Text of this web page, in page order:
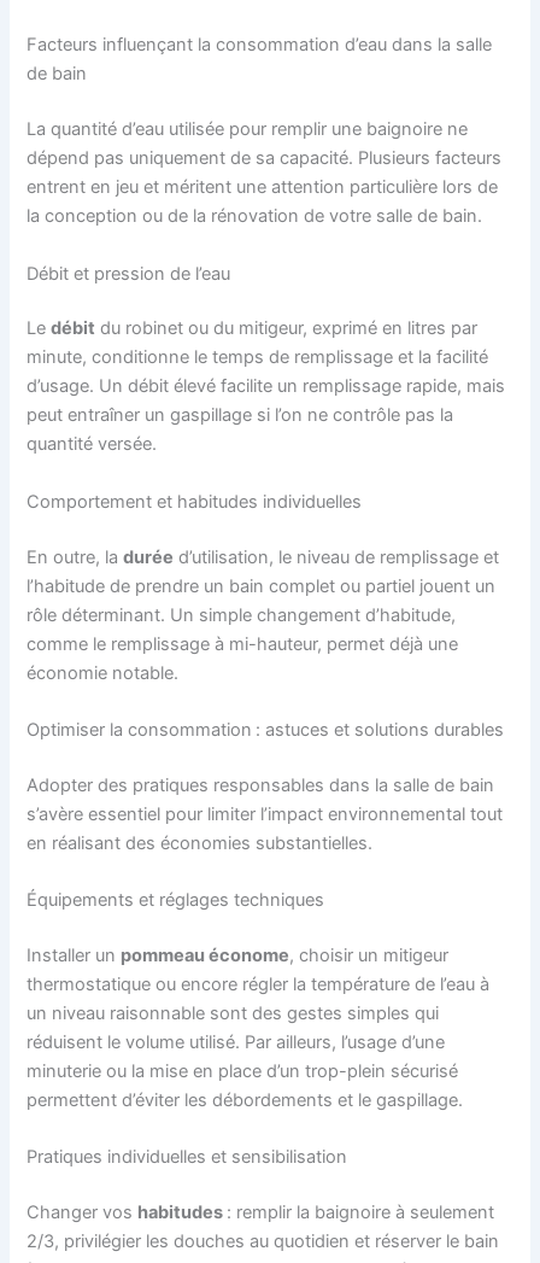
Facteurs influençant la consommation d’eau dans la salle
de bain
La quantité d’eau utilisée pour remplir une baignoire ne
dépend pas uniquement de sa capacité. Plusieurs facteurs
entrent en jeu et méritent une attention particulière lors de
la conception ou de la rénovation de votre salle de bain.
Débit et pression de l’eau
Ledébit du robinet ou du mitigeur, exprimé en litres par
minute, conditionne le temps de remplissage et la facilité
d’usage. Un débit élevé facilite un remplissage rapide, mais
peut entraîner un gaspillage si l’on ne contrôle pas la
quantité versée.
Comportement et habitudes individuelles
En outre, ladurée d’utilisation, le niveau de remplissage et
l’habitude de prendre un bain complet ou partiel jouent un
rôle déterminant. Un simple changement d’habitude,
comme le remplissage à mi-hauteur, permet déjà une
économie notable.
Optimiser la consommation : astuces et solutions durables
Adopter des pratiques responsables dans la salle de bain
s’avère essentiel pour limiter l’impact environnemental tout
en réalisant des économies substantielles.
Équipements et réglages techniques
Installer un pommeau économe, choisir un mitigeur
thermostatique ou encore régler la température de l’eau à
un niveau raisonnable sont des gestes simples qui
réduisent le volume utilisé. Par ailleurs, l’usage d’une
minuterie ou la mise en place d’un trop-plein sécurisé
permettent d’éviter les débordements et le gaspillage.
Pratiques individuelles et sensibilisation
Changer vos habitudes : remplir la baignoire à seulement
2/3, privilégier les douches au quotidien et réserver le bain